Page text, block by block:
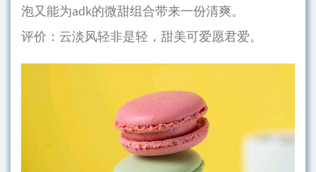
泡又能为adk的微甜组合带来一份清爽。
评价：云淡风轻非是轻，甜美可爱愿君爱。